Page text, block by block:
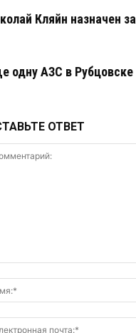
Кляйн назначен
одну АЗС в
ОТВЕТ